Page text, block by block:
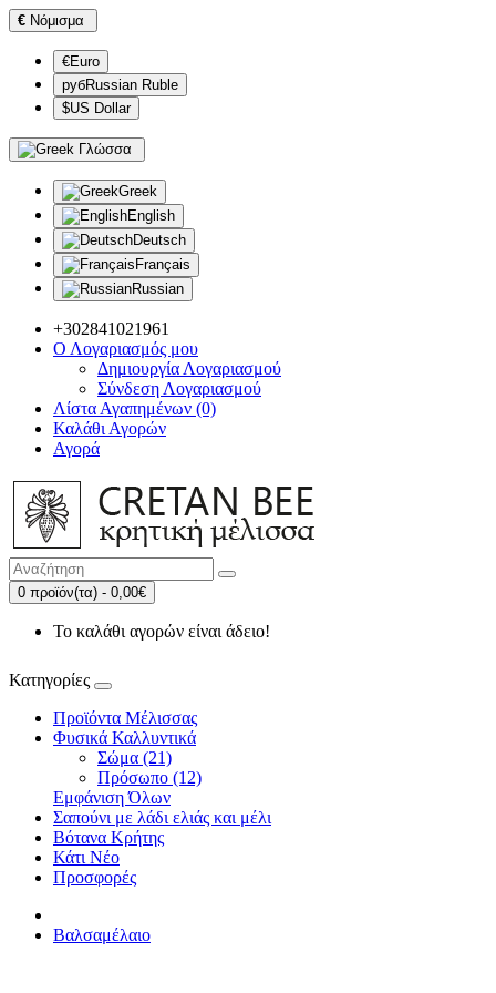
€ Νόμισμα
€Euro
рубRussian Ruble
$US Dollar
Γλώσσα
Greek
English
Deutsch
Français
Russian
+302841021961
Ο Λογαριασμός μου
Δημιουργία Λογαριασμού
Σύνδεση Λογαριασμού
Λίστα Αγαπημένων (0)
Καλάθι Αγορών
Αγορά
0 προϊόν(τα) - 0,00€
Το καλάθι αγορών είναι άδειο!
Κατηγορίες
Προϊόντα Μέλισσας
Φυσικά Καλλυντικά
Σώμα (21)
Πρόσωπο (12)
Εμφάνιση Όλων
Σαπούνι με λάδι ελιάς και μέλι
Βότανα Κρήτης
Κάτι Νέο
Προσφορές
Βαλσαμέλαιο